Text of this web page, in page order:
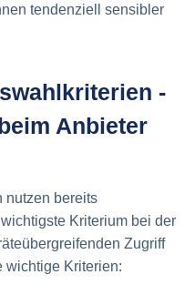
tendenziell sensibler
-
Anbieter
nutzen bereits
Kriterium bei der
Zugriff
wichtige Kriterien: